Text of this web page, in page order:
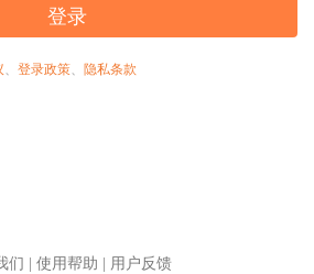
登录
、 登录政策、 隐私条款
们 使用帮助 用户反馈